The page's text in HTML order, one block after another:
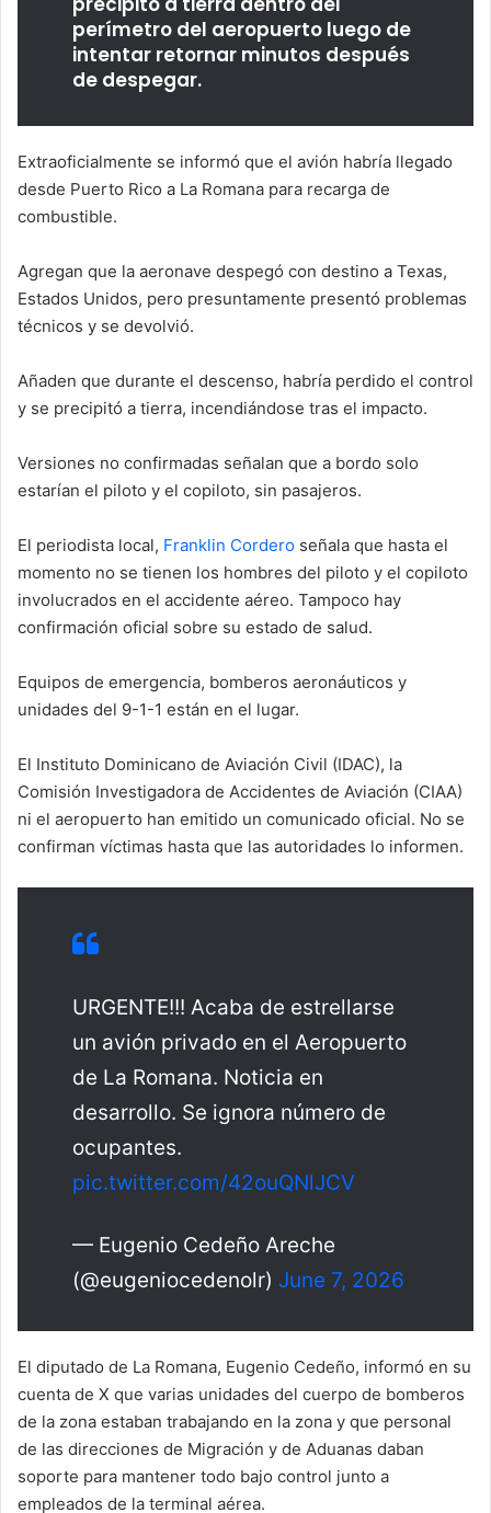
perímetro del aeropuerto luego de
intentar retornar minutos después
de despegar.
Extraoficialmente se informó que el avión habría llegado
desde Puerto Rico a La Romana para recarga de
combustible.
Agregan que la aeronave despegó con destino a Texas,
Estados Unidos, pero presuntamente presentó problemas
técnicos y se devolvió.
Añaden que durante el descenso, habría perdido el control
y se precipitó a tierra, incendiándose tras el impacto.
Versiones no confirmadas señalan que a bordo solo
estarían el piloto y el copiloto, sin pasajeros.
El periodista local, Franklin Cordero señala que hasta el
momento no se tienen los hombres del piloto y el copiloto
involucrados en el accidente aéreo. Tampoco hay
confirmación oficial sobre su estado de salud.
Equipos de emergencia, bomberos aeronáuticos y
unidades del 9-1-1 están en el lugar.
El Instituto Dominicano de Aviación Civil (IDAC), la
Comisión Investigadora de Accidentes de Aviación (CIAA)
ni el aeropuerto han emitido un comunicado oficial. No se
confirman víctimas hasta que las autoridades lo informen.
URGENTE!!! Acaba de estrellarse
un avión privado en el Aeropuerto
de La Romana. Noticia en
desarrollo. Se ignora número de
ocupantes.
pic.twitter.com/42ouQNlJCV
— Eugenio Cedeño Areche
(@eugeniocedenolr) June 7, 2026
El diputado de La Romana, Eugenio Cedeño, informó en su
cuenta de X que varias unidades del cuerpo de bomberos
de la zona estaban trabajando en la zona y que personal
de las direcciones de Migración y de Aduanas daban
soporte para mantener todo bajo control junto a
empleados de la terminal aérea.